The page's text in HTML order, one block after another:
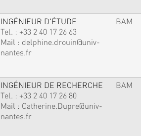
INGÉNIEUR D'ÉTUDE
Tel. : +33 2 40 17 26 63
Mail : delphine.drouin@univ-
nantes.fr
BAM
INGÉNIEUR DE RECHERCHE
Tel. : +33 2 40 17 26 80
Mail : Catherine.Dupre@univ-
nantes.fr
BAM